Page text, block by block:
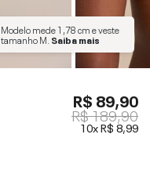
Modelo mede1,78 cme veste
tamanhoM Saiba mais
R$ 89,90
R$ 189,90
10xR$ 8,99